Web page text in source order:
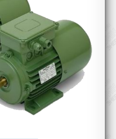
230-270 В
0,5-26 А
треугольник, звезда
PTO (Klixon)
исполнения: